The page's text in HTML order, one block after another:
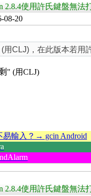
2.8.4使用許氏鍵盤無法
08-20
(用CLJ)，在此版本若用
" (用CLJ)
易輸入？→ gcin Android
2.8.4使用許氏鍵盤無法